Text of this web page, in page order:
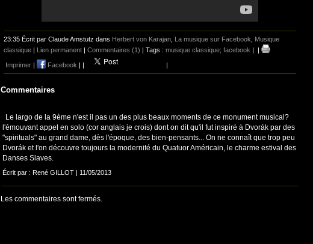
23:35 Écrit par Claude Amstutz dans Herbert von Karajan La musique sur Facebook
Musique
classique | Lien permanent | Commentaires (1) | Tags : musique classique; facebook | |
Imprimer | Facebook | | |
Commentaires
Le largo de la 9ème n'est il pas un des plus beaux moments de ce monument musical?
l'émouvant appel en solo (cor anglais je crois) dont on dit qu'il fut inspiré à Dvorák par des
"spirituals" au grand dame, dès l'époque, des bien-pensants... On ne connaît que trop peu
Dvorák et l'on découvre toujours la modernité du Quatuor Américain, le charme estival des
Danses Slaves.
Écrit par : René GILLOT | 11/05/2013
Les commentaires sont fermés.